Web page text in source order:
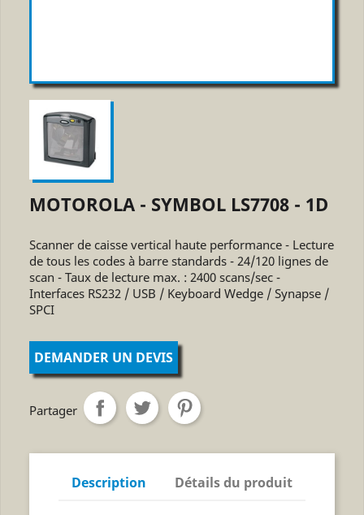
MOTOROLA - SYMBOL LS7708 - 1D
Scanner de caisse vertical haute performance - Lecture
de tous les codes à barre standards - 24/120 lignes de
scan - Taux de lecture max. : 2400 scans/sec -
Interfaces RS232 / USB / Keyboard Wedge / Synapse /
SPCI
DEMANDER UN DEVIS
Partager
Description Détails du produit